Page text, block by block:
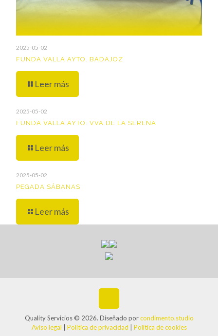
2025-05-02
FUNDA VALLA AYTO. BADAJOZ
Leer más
2025-05-02
FUNDA VALLA AYTO. VVA DE LA SERENA
Leer más
2025-05-02
PEGADA SÁBANAS
Leer más
Quality Servicios © 2026. Diseñado porcondimento.studio
Aviso legal
Política de privacidad Política de cookies